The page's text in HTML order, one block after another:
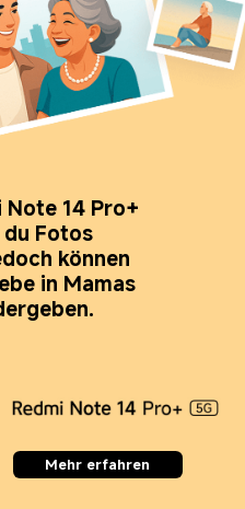
14 Pro+
Fotos
können
in Mamas
Mehr erfahren